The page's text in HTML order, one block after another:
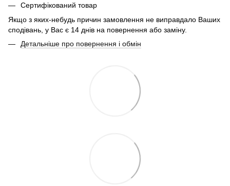
Сертифікований товар
Якщо з яких-небудь причин замовлення не виправдало Ваших
сподівань, у Вас є 14 днів на повернення або заміну.
Детальніше про повернення і обмін